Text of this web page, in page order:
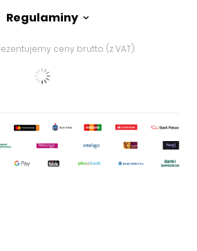
Regulaminy
ceny brutto (z VAT).